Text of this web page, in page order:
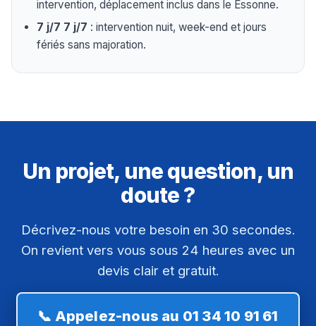
intervention, déplacement inclus dans le Essonne.
7 j/7 7 j/7 : intervention nuit, week-end et jours
fériés sans majoration.
Un projet, une question, un
doute ?
Décrivez-nous votre besoin en 30 secondes.
On revient vers vous sous 24 heures avec un
devis clair et gratuit.
📞 Appelez-nous au 01 34 10 91 61